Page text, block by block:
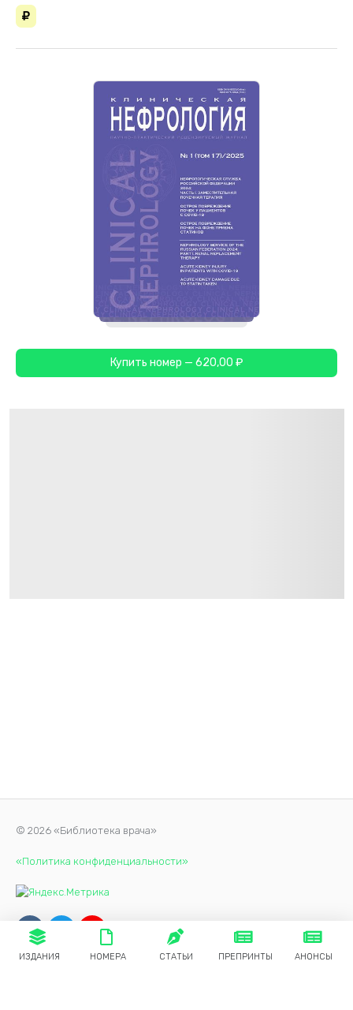
Купить номер — 620,00 ₽
© 2026 «Библиотека врача»
«Политика конфиденциальности»
ИЗДАНИЯ НОМЕРА СТАТЬИ ПРЕПРИНТЫ АНОНСЫ